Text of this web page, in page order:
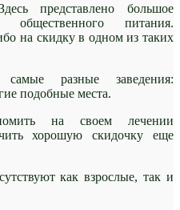
представлено большое
общественного питания.
на скидку в одном из таких
разные заведения:
подобные места.
на своем лечении
хорошую скидочку еще
как взрослые, так и